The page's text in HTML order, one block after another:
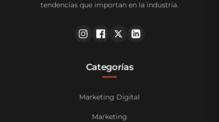
tendencias que importan en la industria.
Categorías
Marketing Digital
Marketing